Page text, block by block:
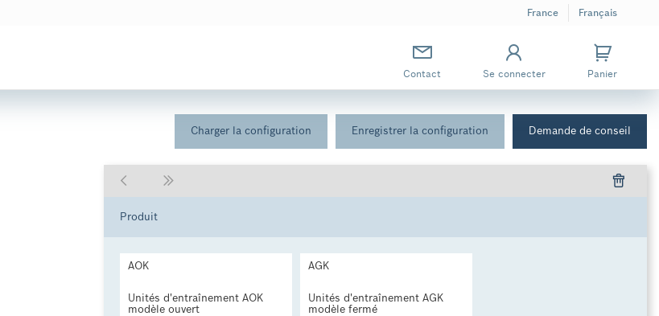
France Français
Contact Se connecter Panier
Charger la configuration Enregistrer la configuration Demande de conseil
Produit
AOK
Unités d'entraînement AOK
modèle ouvert
AGK
Unités d'entraînement AGK
modèle fermé